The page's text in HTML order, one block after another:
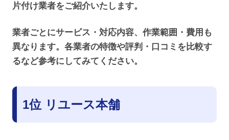
片付け業者をご紹介いたします。
業者ごとにサービス・対応内容、作業範囲・費用も
異なります。各業者の特徴や評判・口コミを比較す
るなど参考にしてみてください。
1位 リユース本舗